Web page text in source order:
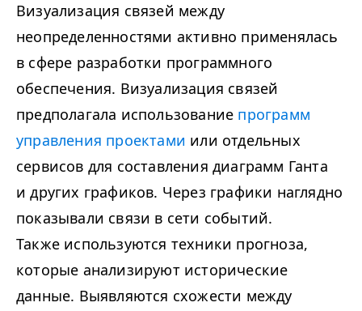
Визуализация связей между
неопределенностями активно применялась
в сфере разработки программного
обеспечения. Визуализация связей
предполагала использование программ
управления проектами или отдельных
сервисов для составления диаграмм Ганта
и других графиков. Через графики наглядно
показывали связи в сети событий.
Также используются техники прогноза,
которые анализируют исторические
данные. Выявляются схожести между